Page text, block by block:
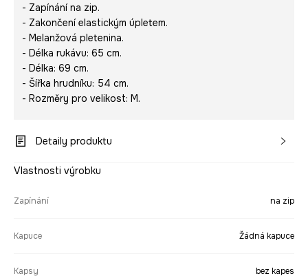
- Zapínání na zip.
- Zakončení elastickým úpletem.
- Melanžová pletenina.
- Délka rukávu: 65 cm.
- Délka: 69 cm.
- Šířka hrudníku: 54 cm.
- Rozměry pro velikost: M.
Detaily produktu
Vlastnosti výrobku
Zapínání na zip
Kapuce Žádná kapuce
Kapsy bez kapes